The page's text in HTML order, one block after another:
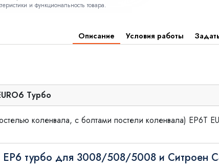
и функциональность товара.
Описание Условия работы
Турбо
коленвала, с болтами постели коленвала) EP6T
EP6 турбо для 3008/508/5008 и Ситроен